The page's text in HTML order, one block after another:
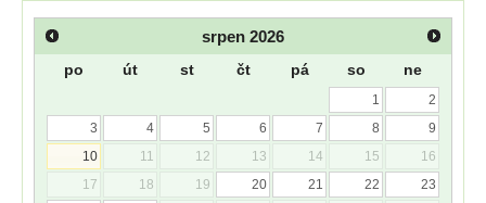
srpen 2026
po út st čt pá so ne
1
2
3
4 5 6 7 8
9
10
11 12 13 14 15
16
17
18 19 20 21 22
23